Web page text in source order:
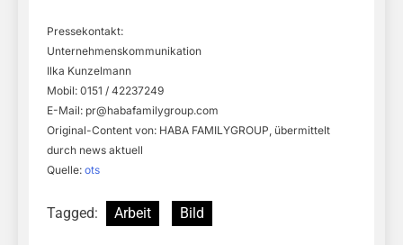
Pressekontakt:
Unternehmenskommunikation
Ilka Kunzelmann
Mobil: 0151 / 42237249
E-Mail: pr@habafamilygroup.com
Original-Content von: HABA FAMILYGROUP, übermittelt
durch news aktuell
Quelle: ots
Tagged: Arbeit Bild